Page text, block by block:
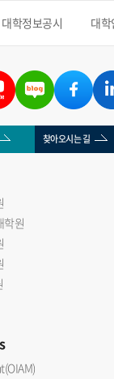
대학정보공시 대
찾아오시는 길
학원